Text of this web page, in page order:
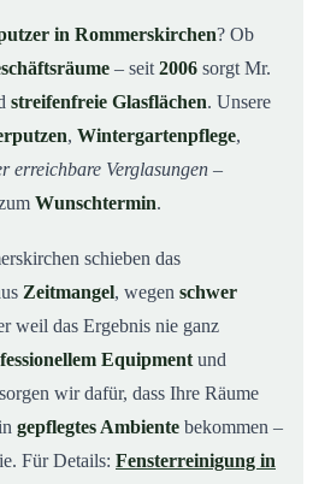
Rommerskirchen?
& Umgebung
einholen
– ein Fensterputzer in
in Rommerskirchen? Ob
– seit 2006 sorgt Mr.
streifenfreie Glasflächen. Unsere
, Wintergartenpflege,
erreichbare Verglasungen –
Wunschtermin.
schieben das
Zeitmangel, wegen schwer
weil das Ergebnis nie ganz
Equipment und
sorgen wir dafür, dass Ihre Räume
gepflegtes Ambiente bekommen –
Für Details: Fensterreinigung in